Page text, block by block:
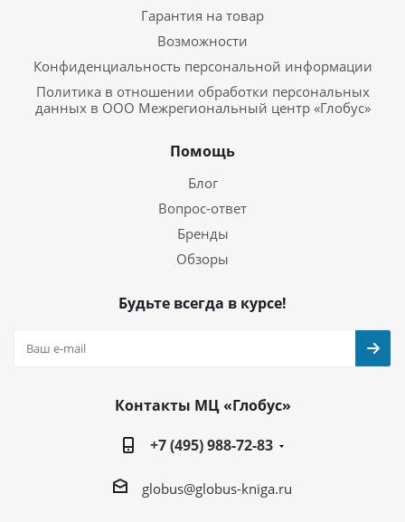
Гарантия на товар
Возможности
Конфиденциальность персональной информации
Политика в отношении обработки персональных
данных в ООО Межрегиональный центр «Глобус»
Помощь
Блог
Вопрос-ответ
Бренды
Обзоры
Будьте всегда в курсе!
Контакты МЦ «Глобус»
+7 (495) 988-72-83
globus@globus-kniga.ru